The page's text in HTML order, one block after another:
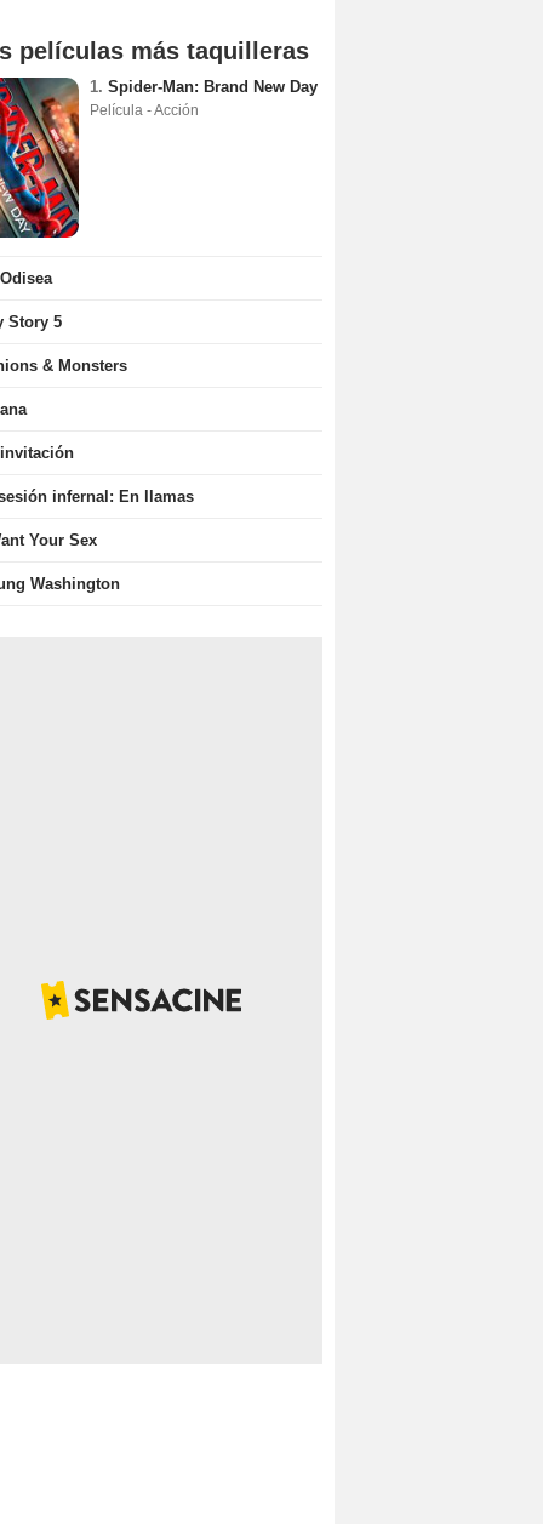
películas más taquilleras
1. Spider-Man: Brand New Day
Película - Acción
Story 5
& Monsters
invitación
infernal: En llamas
Your Sex
Washington